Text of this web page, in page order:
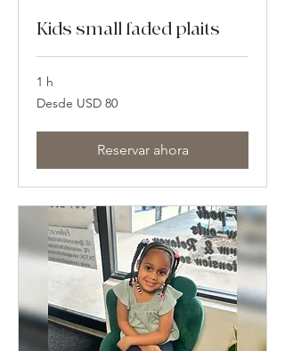
Kids small faded plaits
1 h
Desde
80
Desde USD 80
Reservar ahora